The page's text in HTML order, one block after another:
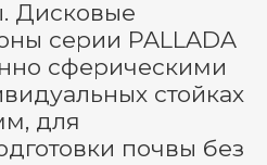
Дисковые
серии PALLADA
сферическими
стойках
для
почвы без